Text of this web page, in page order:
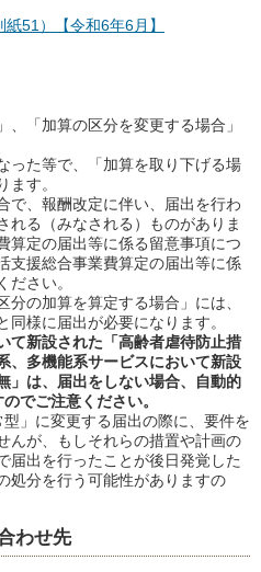
51）【令和6年6月】
、「加算の区分を変更する場合」
った等で、「加算を取り下げる場
ます。
で、報酬改定に伴い、届出を行わ
れる（みなされる）ものがありま
算定の届出等に係る留意事項につ
支援総合事業費算定の届出等に係
ださい。
分の加算を算定する場合」には、
同様に届出が必要になります。
て新設された「高齢者虐待防止措
、多機能系サービスにおいて新設
」は、届出をしない場合、自動的
でご注意ください。
」に変更する届出の際に、要件を
んが、もしそれらの措置や計画の
届出を行ったことが後日発覚した
処分を行う可能性がありますの
わせ先